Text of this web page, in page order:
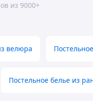
из 9000+
велюра
Постельное белье из